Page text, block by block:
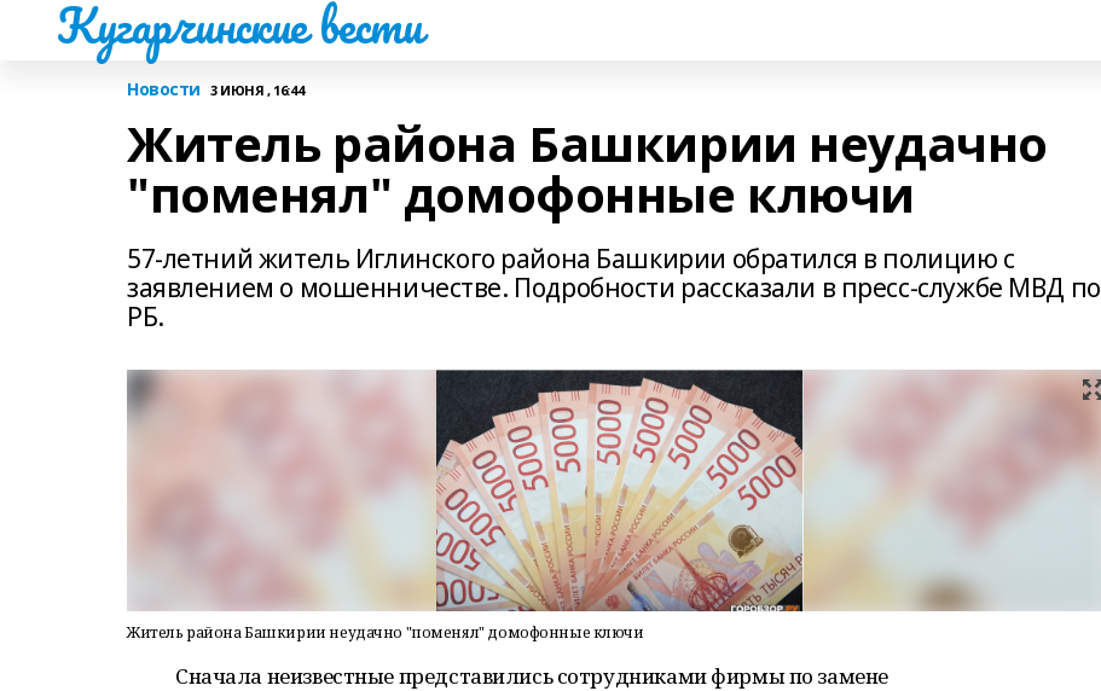
Кугарчинские вести
Новости 3 ИЮНЯ , 16:44
Житель района Башкирии неудачно
"поменял" домофонные ключи
57-летний житель Иглинского района Башкирии обратился в полицию с
заявлением о мошенничестве. Подробности рассказали в пресс-службе МВД по
РБ.
Житель района Башкирии неудачно "поменял" домофонные ключи
Сначала неизвестные представились сотрудниками фирмы по замене